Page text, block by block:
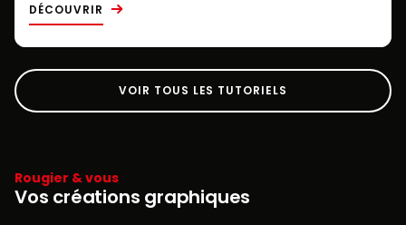
DÉCOUVRIR
VOIR TOUS LES TUTORIELS
Rougier & vous
Vos créations graphiques